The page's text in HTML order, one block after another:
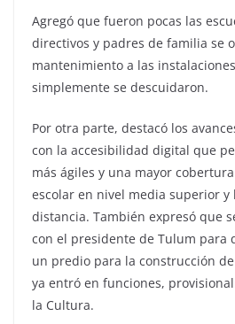
Agregó que fueron pocas las
directivos y padres de familia se
mantenimiento a las
simplemente se descuidaron.
Por otra parte, destacó los
con la accesibilidad digital que
más ágiles y una mayor
escolar en nivel media superior y
distancia. También expresó que
con el presidente de Tulum para
un predio para la construcción
ya entró en funciones,
la Cultura.